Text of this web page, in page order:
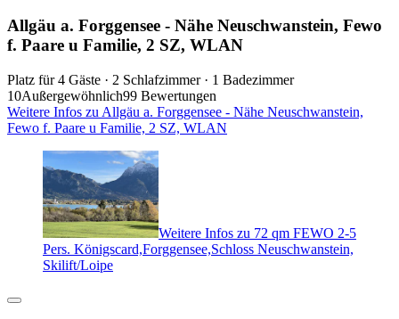
Allgäu a. Forggensee - Nähe Neuschwanstein, Fewo
f. Paare u Familie, 2 SZ, WLAN
Platz für 4 Gäste · 2 Schlafzimmer · 1 Badezimmer
10Außergewöhnlich99 Bewertungen
Weitere Infos zu Allgäu a. Forggensee - Nähe Neuschwanstein,
Fewo f. Paare u Familie, 2 SZ, WLAN
Weitere Infos zu 72 qm FEWO 2-5
Pers. Königscard,Forggensee,Schloss Neuschwanstein,
Skilift/Loipe